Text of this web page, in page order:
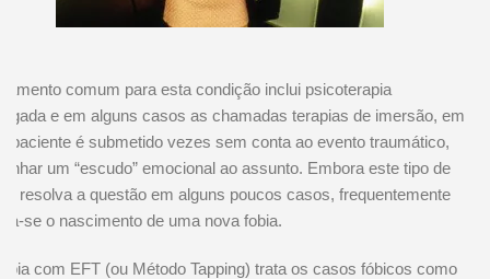
comum para esta condição inclui psicoterapia
e em alguns casos as chamadas terapias de imersão, em
paciente é submetido vezes sem conta ao evento traumático,
um “escudo” emocional ao assunto. Embora este tipo de
resolva a questão em alguns poucos casos, frequentemente
se o nascimento de uma nova fobia.
com EFT (ou Método Tapping) trata os casos fóbicos como